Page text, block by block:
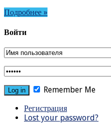
Подробнее »
Войти
Remember Me
Регистрация
Lost your password?